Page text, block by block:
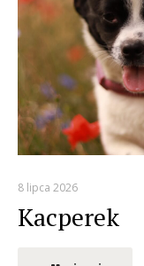
8 lipca 2026
Kacperek